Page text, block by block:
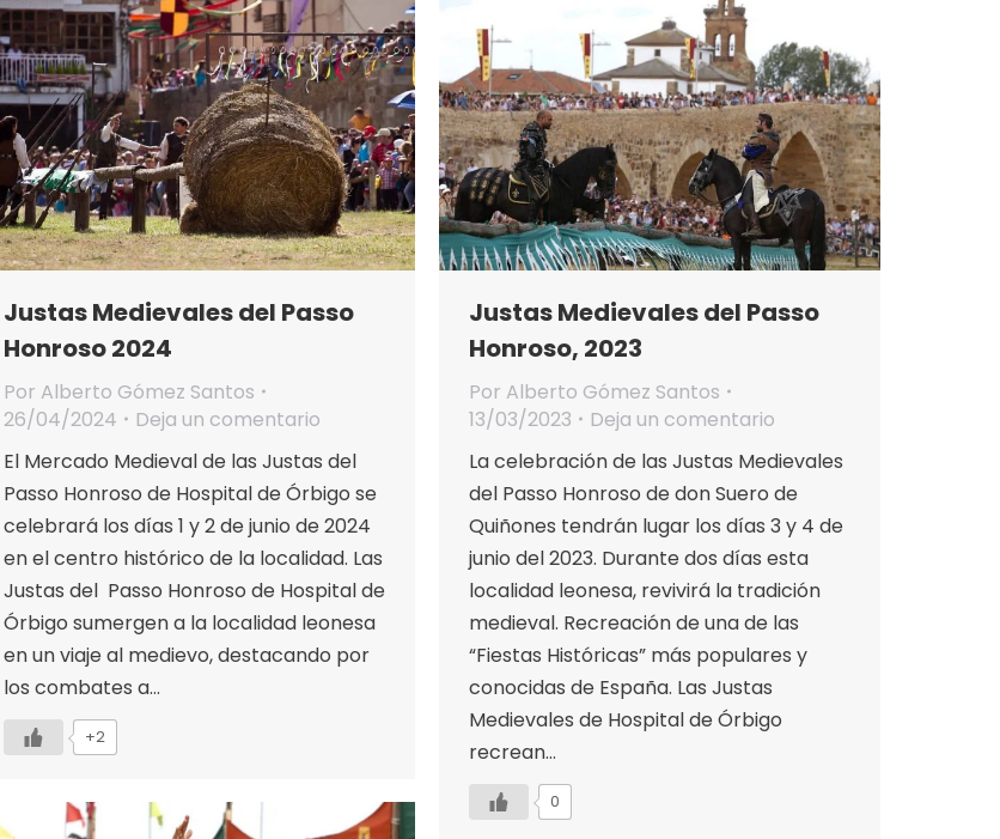
Justas Medievales del Passo
Honroso 2024
Por Alberto Gómez Santos
26/04/2024
Deja un comentario
El Mercado Medieval de las Justas del
Passo Honroso de Hospital de Órbigo se
celebrará los días 1 y 2 de junio de 2024
en el centro histórico de la localidad. Las
Justas del Passo Honroso de Hospital de
Órbigo sumergen a la localidad leonesa
en un viaje al medievo, destacando por
los combates a…
+2
Justas Medievales del Passo
Honroso, 2023
Por Alberto Gómez Santos
13/03/2023
Deja un comentario
La celebración de las Justas Medievales
del Passo Honroso de don Suero de
Quiñones tendrán lugar los días 3 y 4 de
junio del 2023. Durante dos días esta
localidad leonesa, revivirá la tradición
medieval. Recreación de una de las
“Fiestas Históricas” más populares y
conocidas de España. Las Justas
Medievales de Hospital de Órbigo
recrean…
0